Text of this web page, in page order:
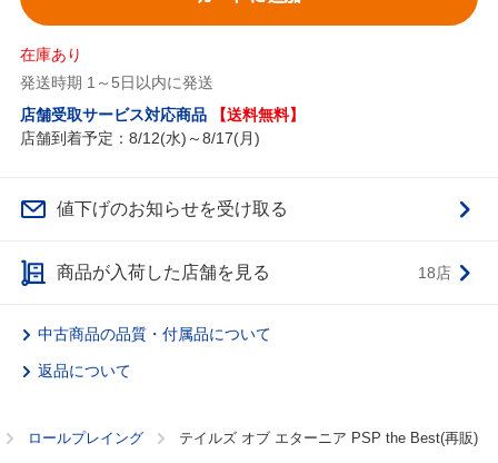
在庫あり
発送時期 1～5日以内に発送
店舗受取サービス対応商品
【送料無料】
店舗到着予定：8/12(水)～8/17(月)
値下げのお知らせを受け取る
商品が入荷した店舗を見る 18店
中古商品の品質・付属品について
返品について
ロールプレイング テイルズ オブ エターニア PSP the Best(再販)